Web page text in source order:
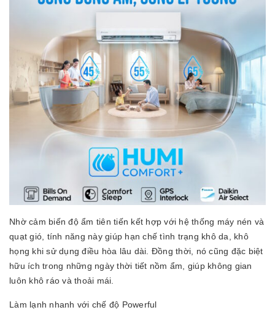
Nhờ cảm biến độ ẩm tiên tiến kết hợp với hệ thống máy nén và
quạt gió, tính năng này giúp hạn chế tình trạng khô da, khô
họng khi sử dụng điều hòa lâu dài. Đồng thời, nó cũng đặc biệt
hữu ích trong những ngày thời tiết nồm ẩm, giúp không gian
luôn khô ráo và thoải mái.
Làm lạnh nhanh với chế độ Powerful